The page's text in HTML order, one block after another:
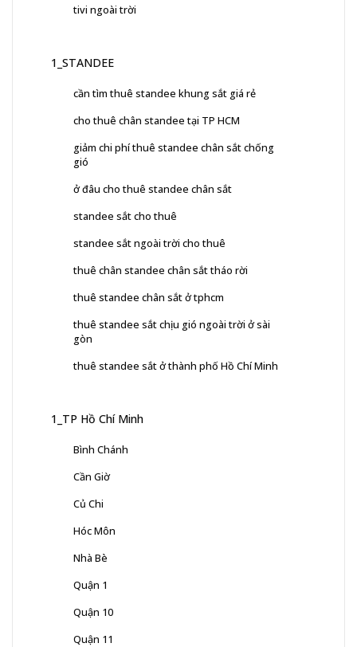
tivi ngoài trời
1_STANDEE
cần tìm thuê standee khung sắt giá rẻ
cho thuê chân standee tại TP HCM
giảm chi phí thuê standee chân sắt chống
gió
ở đâu cho thuê standee chân sắt
standee sắt cho thuê
standee sắt ngoài trời cho thuê
thuê chân standee chân sắt tháo rời
thuê standee chân sắt ở tphcm
thuê standee sắt chịu gió ngoài trời ở sài
gòn
thuê standee sắt ở thành phố Hồ Chí Minh
1_TP Hồ Chí Minh
Bình Chánh
Cần Giờ
Củ Chi
Hóc Môn
Nhà Bè
Quận 1
Quận 10
Quận 11